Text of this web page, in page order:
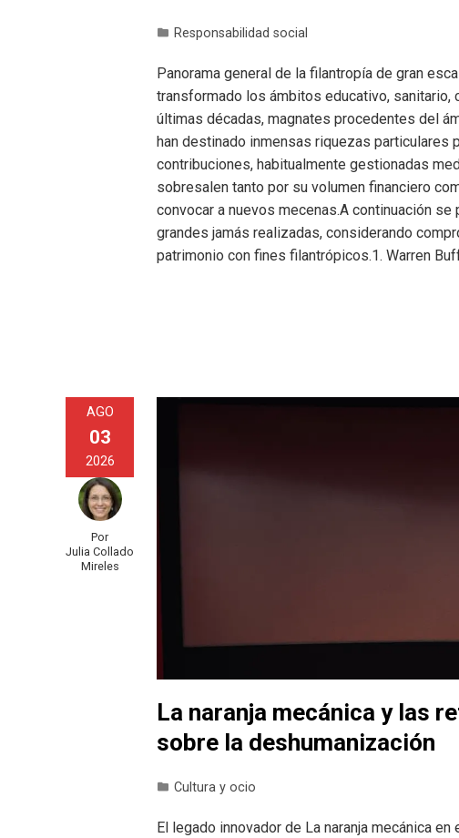
Responsabilidad social
Panorama general de la filantropía de gran
transformado los ámbitos educativo, sanitario,
últimas décadas, magnates procedentes del
han destinado inmensas riquezas particulares
contribuciones, habitualmente gestionadas
sobresalen tanto por su volumen financiero
convocar a nuevos mecenas.A continuación
grandes jamás realizadas, considerando
patrimonio con fines filantrópicos.1. Warren
AGO
03
2026
Por
Julia Collado
Mireles
La naranja mecánica y las
sobre la deshumanización
Cultura y ocio
El legado innovador de La naranja mecánica